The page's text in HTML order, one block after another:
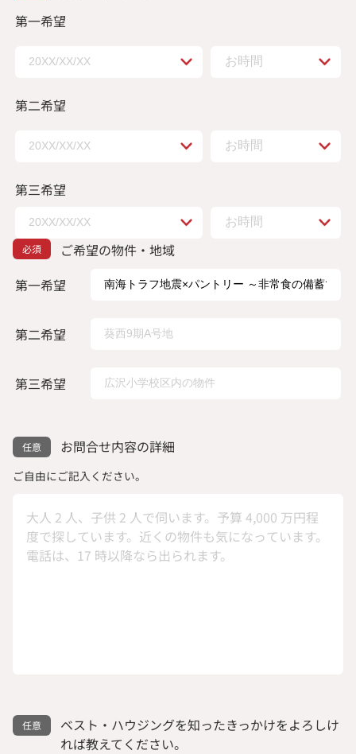
第一希望
第二希望
第三希望
ご希望の物件・地域
第一希望
第二希望
第三希望
お問合せ内容の詳細
ご自由にご記入ください。
ベスト・ハウジングを知ったきっかけをよろしけ
れば教えてください。